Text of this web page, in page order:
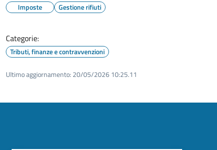
Imposte Gestione rifiuti
Categorie:
Tributi, finanze e contravvenzioni
Ultimo aggiornamento: 20/05/2026 10:25.11